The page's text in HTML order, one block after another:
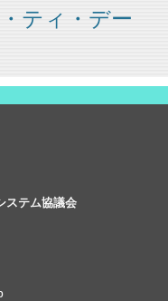
ティ・デー
ステム協議会